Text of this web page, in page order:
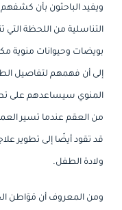
ويفيد الباحثون بأن
التناسلية من اللحظة التي
بويضات وحيوانات منوية
إلى أن فهمهم لتفاصيل
المنوي سيساعدهم على
من العقم عندما تسير
قد تقود أيضًا إلى تطوير
ولادة الطفل.
ومن المعروف أن مَوَاطن